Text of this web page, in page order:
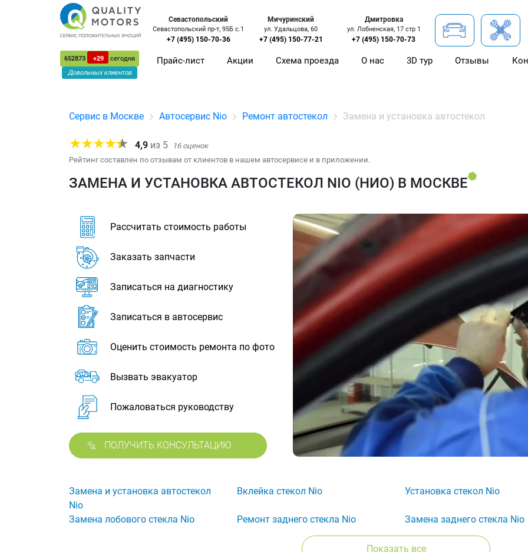
652873 +29
сегодня
Довольных клиентов
Севастопольский
Севастопольский пр-т, 95Б с.1
+7 (495) 150-70-36
Мичуринский
ул. Удальцова, 60
+7 (495) 150-77-21
Дмитровка
ул. Лобненская, 17 стр 1
+7 (495) 150-70-73
Прайс-лист Акции Схема проезда О нас 3D тур Отзывы
Сервис в Москве Автосервис Nio Ремонт автостекол Замена и установка автостекол
4,9 из 5 16оценок
Рейтинг составлен по отзывам от клиентов в нашем автосервисе и в приложении.
ЗАМЕНА И УСТАНОВКА АВТОСТЕКОЛ NIO (НИО) В МОСКВЕ
Рассчитать стоимость работы
Заказать запчасти
Записаться на диагностику
Записаться в автосервис
Оценить стоимость ремонта по фото
Вызвать эвакуатор
Пожаловаться руководству
ПОЛУЧИТЬ КОНСУЛЬТАЦИЮ
Замена и установка автостекол
Nio
Вклейка стекол Nio Установка стекол Nio
Замена лобового стекла Nio Ремонт заднего стекла Nio Замена заднего стекла Nio
Показать все